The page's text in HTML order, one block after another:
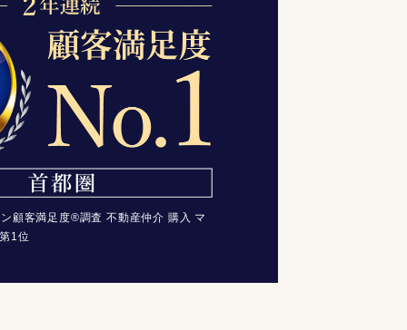
顧客満足度®調査 不動産仲介 購入 マ
1位